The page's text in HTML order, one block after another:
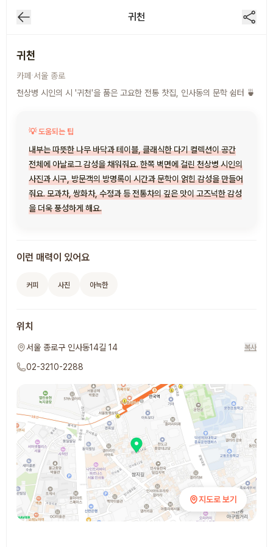
귀천
귀천
카페·서울 종로
천상병 시인의 시 '귀천'을 품은 고요한 전통 찻집, 인사동의 문학 쉼터 🍵
💡 도움되는 팁
내부는 따뜻한 나무 바닥과 테이블, 클래식한 다기 컬렉션이 공간
전체에 아날로그 감성을 채워줘요. 한쪽 벽면에 걸린 천상병 시인의
사진과 시구, 방문객의 방명록이 시간과 문학이 얽힌 감성을 만들어
줘요. 모과차, 쌍화차, 수정과 등 전통차의 깊은 맛이 고즈넉한 감성
을 더욱 풍성하게 해요.
이런 매력이 있어요
커피 사진 아늑한
위치
서울 종로구 인사동14길 14 복사
02-3210-2288
지도로 보기